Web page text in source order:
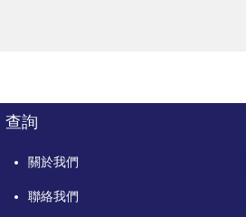
查詢
關於我們
聯絡我們